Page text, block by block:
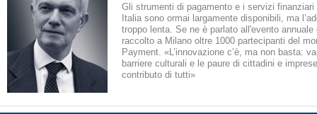
Gli strumenti di pagamento e i servizi
Italia sono ormai largamente disponibili, ma
troppo lenta. Se ne è parlato all'evento
raccolto a Milano oltre 1000 partecipanti del
Payment. «L’innovazione c’è, ma non basta:
barriere culturali e le paure di cittadini e
contributo di tutti»